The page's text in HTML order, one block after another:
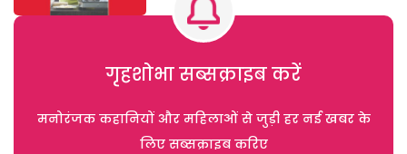
गृहशोभा सब्सक्राइब करें
मनोरंजक कहानियों और महिलाओं से जुड़ी हर नई खबर के
लिए सब्सक्राइब करिए